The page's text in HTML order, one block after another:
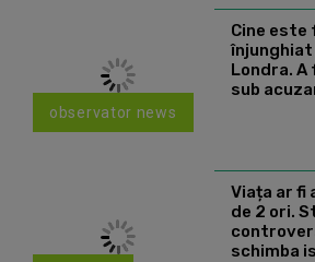
observator news
Cine este
înjunghiat
Londra.
sub
Viața ar fi
de 2 ori.
schimba